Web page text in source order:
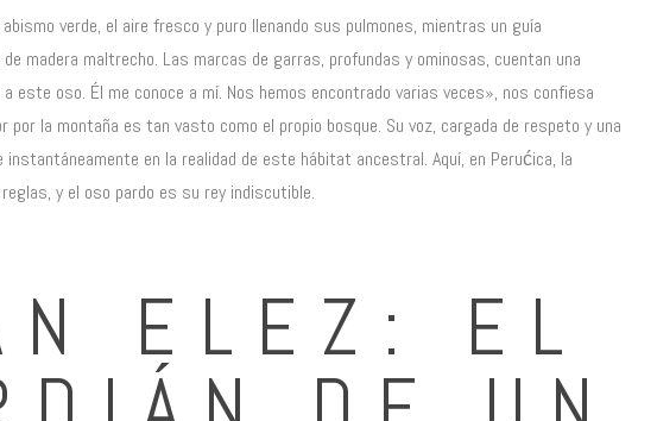
verde, el aire fresco y puro llenando sus pulmones, mientras un guía
madera maltrecho. Las marcas de garras, profundas y ominosas, cuentan una
este oso. Él me conoce a mí. Nos hemos encontrado varias veces», nos confiesa
por la montaña es tan vasto como el propio bosque. Su voz, cargada de respeto y una
instantáneamente en la realidad de este hábitat ancestral. Aquí, en Perućica, la
y el oso pardo es su rey indiscutible.
ELEZ: EL